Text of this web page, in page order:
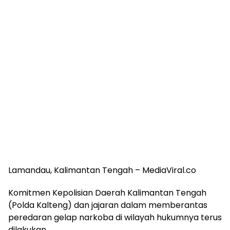
Lamandau, Kalimantan Tengah – MediaViral.co
Komitmen Kepolisian Daerah Kalimantan Tengah
(Polda Kalteng) dan jajaran dalam memberantas
peredaran gelap narkoba di wilayah hukumnya terus